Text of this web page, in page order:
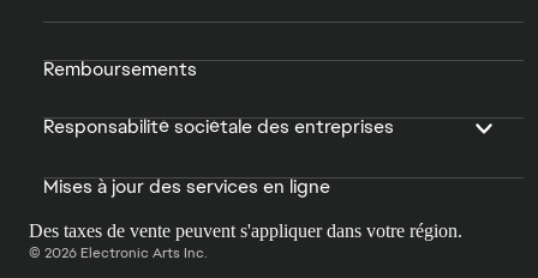
Remboursements
Responsabilité sociétale des entreprises
Mises à jour des services en ligne
Des taxes de vente peuvent s'appliquer dans votre région.
© 2026 Electronic Arts Inc.